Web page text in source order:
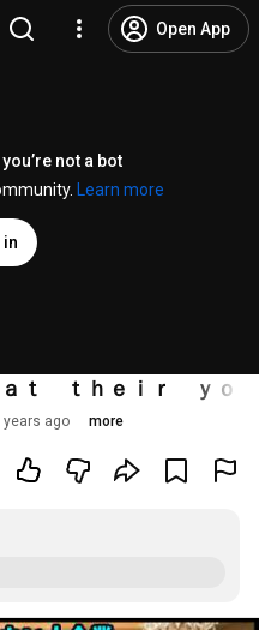
Open App
not a bot
Learn more
in
ａｔ ｔｈｅｉｒ ｙｏ
years ago more